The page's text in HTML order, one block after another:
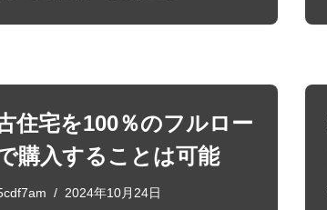
住宅を100％のフルロー
購入することは可能
2024年10月24日